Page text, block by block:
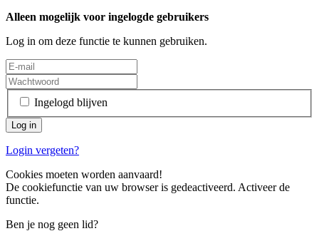
Alleen mogelijk voor ingelogde gebruikers
Log in om deze functie te kunnen gebruiken.
Ingelogd blijven
Login vergeten?
Cookies moeten worden aanvaard!
De cookiefunctie van uw browser is gedeactiveerd. Activeer de
functie.
Ben je nog geen lid?